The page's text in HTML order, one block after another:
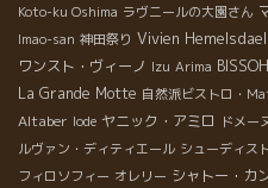
Koto-ku Oshima ラヴニールの大園さん
Imao-san 神田祭り Vivien Hemelsdael
ワンスト・ヴィーノ Izu Arima BISSOH
La Grande Motte 自然派ビストロ・
Altaber Iode ヤニック・アミロ ドメー
ルヴァン・ディティエール シューディス
フィロソフィー オレリー シャトー・カ